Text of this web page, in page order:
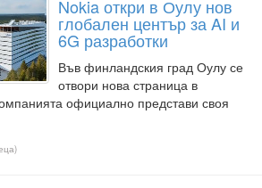
Nokia откри в Оулу нов
глобален център за AI и
6G разработки
Във финландския град Оулу се
отвори нова страница в
официално представи своя